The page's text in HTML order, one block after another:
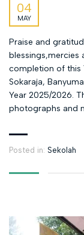
04
MAY
Praise and
blessings,mercies
completion of this
Sokaraja,
Year 2025/2026.
photographs and
Posted in: Sekolah